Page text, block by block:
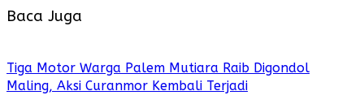
Baca Juga
Tiga Motor Warga Palem Mutiara Raib Digondol
Maling, Aksi Curanmor Kembali Terjadi